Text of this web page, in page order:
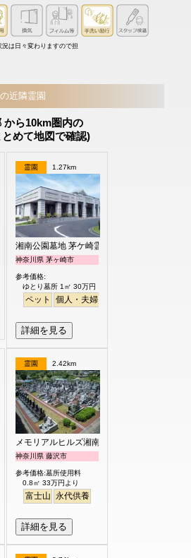
は日々変わりますので担
近隣霊園
から10km圏内の
めて地図で確認)
霊園 1.27km
湘南公園墓地 茅ケ崎霊園
神奈川県 茅ヶ崎市
参考価格:
ゆとり墓所 1㎡ 30万円
ペット 個人・夫婦
詳細を見る
イン 明るい
霊園 2.42km
メモリアルヒルズ湘南
神奈川県 藤沢市
参考価格:墓所使用料
0.8㎡ 33万円より
富士山 永代供養
詳細を見る